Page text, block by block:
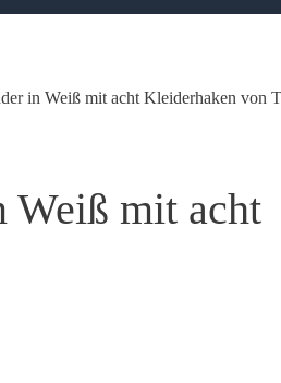
in Weiß mit acht Kleiderhaken von
Weiß mit acht